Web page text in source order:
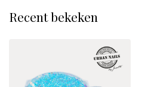
Recent bekeken